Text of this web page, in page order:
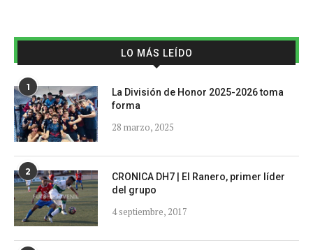
LO MÁS LEÍDO
1
La División de Honor 2025-2026 toma
forma
28 marzo, 2025
2
CRONICA DH7 | El Ranero, primer líder
del grupo
4 septiembre, 2017